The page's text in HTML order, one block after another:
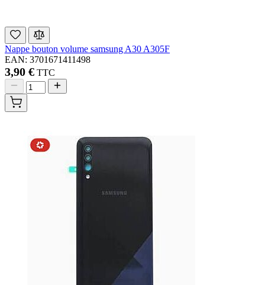
Nappe bouton volume samsung A30 A305F
EAN: 3701671411498
3,90 € TTC